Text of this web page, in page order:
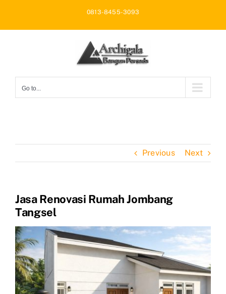
0813-8455-3093
Go to...
Previous Next
Jasa Renovasi Rumah Jombang
Tangsel
View
Larger
Image